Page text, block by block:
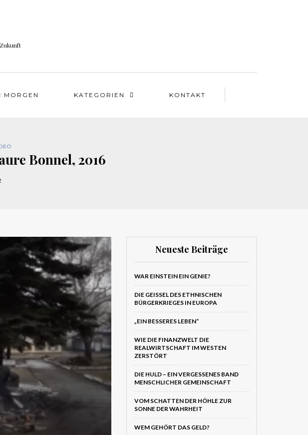
MORGEN KATEGORIEN KONTAKT
Bonnel, 2016
Neueste Beiträge
WAR EINSTEIN EIN GENIE?
DIE GEISSEL DES ETHNISCHEN B
ÜRGERKRIEGES IN EUROPA
„EIN BESSERES LEBEN“
WIE DIE FINANZWELT DIE
REALWIRTSCHAFT IM WESTEN
ZERSTÖRT
DIE HULD – EIN VERGESSENES BAND
MENSCHLICHER GEMEINSCHAFT
VOM SCHATTEN DER HÖHLE ZUR
SONNE DER WAHRHEIT
WEM GEHÖRT DAS GELD?